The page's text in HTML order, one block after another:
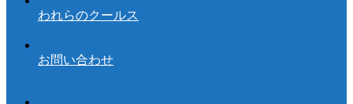
われらのクールス
お問い合わせ